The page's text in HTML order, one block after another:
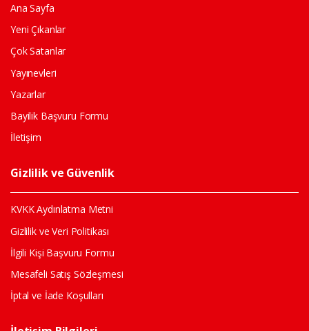
Ana Sayfa
Yeni Çıkanlar
Çok Satanlar
Yayınevleri
Yazarlar
Bayilik Başvuru Formu
İletişim
Gizlilik ve Güvenlik
KVKK Aydınlatma Metni
Gizlilik ve Veri Politikası
İlgili Kişi Başvuru Formu
Mesafeli Satış Sözleşmesi
İptal ve İade Koşulları